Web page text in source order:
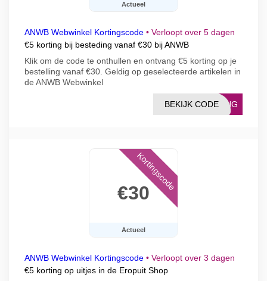
Actueel
ANWB Webwinkel Kortingscode • Verloopt over 5 dagen
€5 korting bij besteding vanaf €30 bij ANWB
Klik om de code te onthullen en ontvang €5 korting op je
bestelling vanaf €30. Geldig op geselecteerde artikelen in
de ANWB Webwinkel
TING
BEKIJK CODE
€30
Actueel
Kortingscode
ANWB Webwinkel Kortingscode • Verloopt over 3 dagen
€5 korting op uitjes in de Eropuit Shop